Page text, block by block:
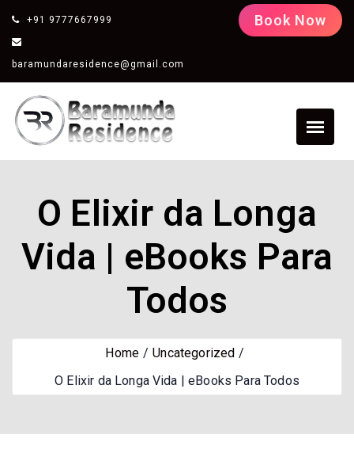
+91 9777667999
baramundaresidence@gmail.com
Book Now
O Elixir da Longa
Vida | eBooks Para
Todos
Home
Uncategorized
O Elixir da Longa Vida | eBooks Para Todos